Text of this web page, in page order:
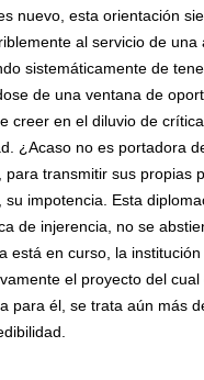
nuevo, esta orientación
al servicio de
sistemáticamente de
de una ventana de
creer en el diluvio de
¿Acaso no es portadora
transmitir sus propias
impotencia. Esta
de injerencia, no se
está en curso, la
el proyecto del
para él, se trata aún más